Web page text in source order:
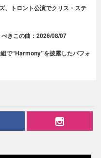
、トロント公演でクリス・ステ
きこの曲：2026/08/07
で“Harmony”を披露したパフォ